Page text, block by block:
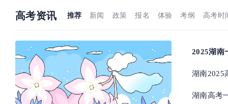
高考资讯 推荐 新闻 政策 报名 体验 考纲 高考时
2025湖南
湖南2025
湖南高考